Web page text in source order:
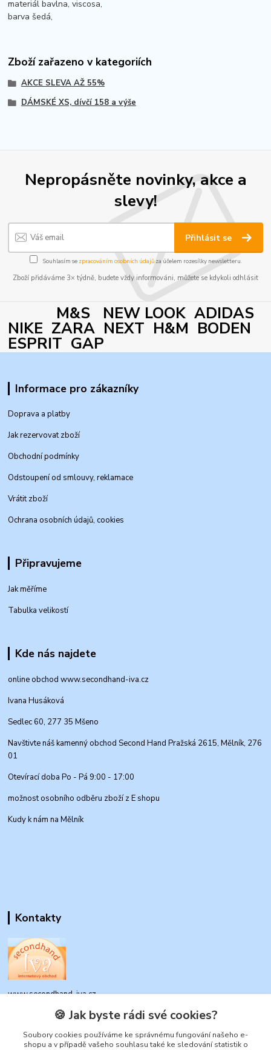
materiál bavlna, viscosa,
barva šedá,
Zboží zařazeno v kategoriích
AKCE SLEVA AŽ 55%
DÁMSKÉ XS, dívčí 158 a výše
Nepropásněte novinky, akce a
slevy!
Přihlásit se
Souhlasím se zpracováním osobních údajůza účelem rozesílky newsletteru.
Zboží přidáváme 3× týdně, budete vždy informováni, můžete se kdykoli odhlásit
M&S NEW LOOK ADIDAS
NIKE ZARA NEXT H&M BODEN
ESPRIT GAP
Informace pro zákazníky
Doprava a platby
Jak rezervovat zboží
Obchodní podmínky
Odstoupení od smlouvy, reklamace
Vrátit zboží
Ochrana osobních údajů, cookies
Připravujeme
Jak měříme
Tabulka velikostí
Kde nás najdete
online obchod www.secondhand-iva.cz
Ivana Husáková
Sedlec 60, 277 35 Mšeno
Navštivte náš kamenný obchod Second Hand Pražská 2615, Mělník, 276
01
Otevírací doba Po - Pá 9:00 - 17:00
možnost osobního odběru zboží z E shopu
Kudy k nám na Mělník
Kontakty
www.secondhand-iva.cz
Ivana Husáková
+420 315 695 684
(Po-Pá, 9-17 hod.)
🍪 Jak byste rádi své cookies?
Soubory cookies používáme ke správnému fungování našeho e-
shopu a v případě vašeho souhlasu také ke sledování statistik o